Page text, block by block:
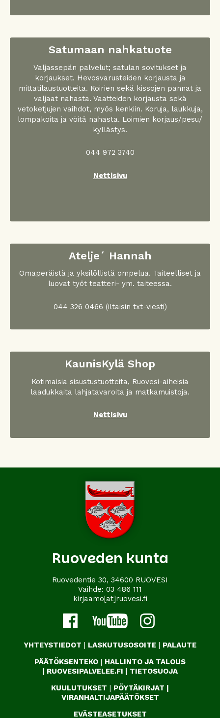
Satumaan nahkatuote
Valjassepän palvelut; satulan sovitukset ja
korjaukset. Hevosvarusteiden korjausta ja
mittatilaustuotteita. Koirien sekä kissojen pannat ja
valjaat nahasta. Vaatteiden korjausta sekä
vetoketjujen vaihdot, myös kenkiin. Koruja, laukkuja,
lompakoita ja vöitä nahasta. Loimien korjaus/pesu/
kyllästys.
044 972 3740
Nettisivu
Atelje´ Hannah
Omaperäistä ja yksilöllistä ompelua. Taiteelliset ja
luovat työt teatteri- ym. taiteessa.
044 326 0466 (iltaisin txt-viesti)
KaunisKylä Shop
Kotimaisia sisustustuotteita, Ruovesi-aiheisia
laadukkaita lahjatavaroita ja matkamuistoja.
Nettisivu
Ruoveden kunta
Ruovedentie 30, 34600 RUOVESI
Vaihde: 03 486 111
kirjaamo[at]ruovesi.fi
YHTEYSTIEDOT | LASKUTUSOSOITE | PALAUTE
PÄÄTÖKSENTEKO | HALLINTO JA TALOUS
| RUOVESIPALVELEE.FI | TIETOSUOJA
KUULUTUKSET | PÖYTÄKIRJAT |
VIRANHALTIJAPÄÄTÖKSET
EVÄSTEASETUKSET